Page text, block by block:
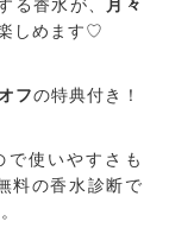
る香水が、
月々
しめます♡
フの特典付き！
使いやすさも
料の香水診断で